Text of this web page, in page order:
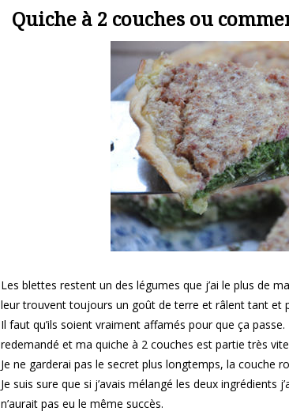
Quiche à 2 couches ou
Les blettes restent un des légumes que j’ai le plus de
leur trouvent toujours un goût de terre et râlent tant et
Il faut qu’ils soient vraiment affamés pour que ça
redemandé et ma quiche à 2 couches est partie très
Je ne garderai pas le secret plus longtemps, la couche
Je suis sure que si j’avais mélangé les deux ingrédients
n’aurait pas eu le même succès.